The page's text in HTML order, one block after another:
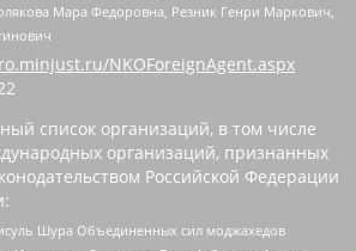
Мара Федоровна, Резник Генри Маркович,
NKOForeignAgent.aspx
список организаций, в том числе
организаций, признанных
Российской Федерации
Шура Объединенных сил моджахедов